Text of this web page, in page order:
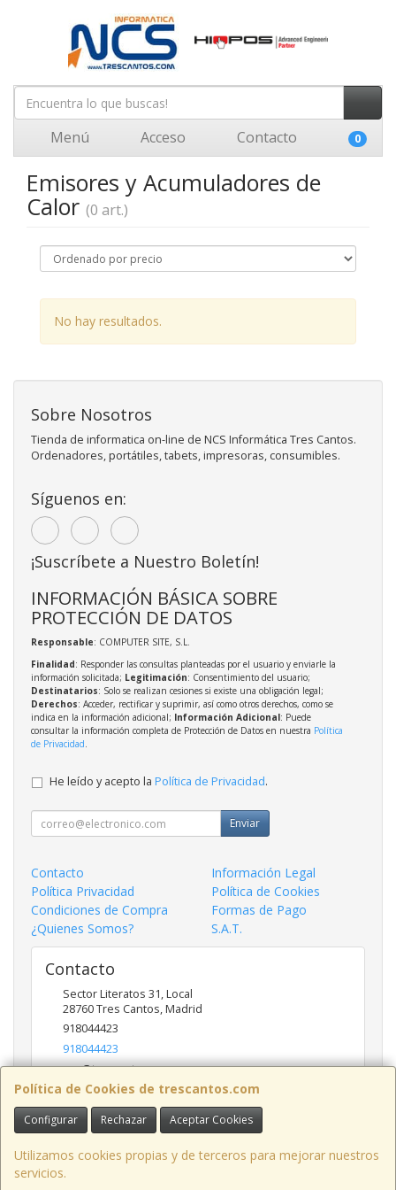
Menú Acceso Contacto 0
Emisores y Acumuladores de
Calor (0 art.)
No hay resultados.
Política de Cookies de trescantos.com
Configurar Rechazar Aceptar Cookies
Utilizamos cookies propias y de terceros para mejorar nuestros
servicios.
Sobre Nosotros
Tienda de informatica on-line de NCS Informática Tres Cantos.
Ordenadores, portátiles, tabets, impresoras, consumibles.
Síguenos en:
¡Suscríbete a Nuestro Boletín!
INFORMACIÓN BÁSICA SOBRE
PROTECCIÓN DE DATOS
Responsable: COMPUTER SITE, S.L.
Finalidad: Responder las consultas planteadas por el usuario y enviarle la
información solicitada; Legitimación: Consentimiento del usuario;
Destinatarios: Solo se realizan cesiones si existe una obligación legal;
Derechos: Acceder, rectificar y suprimir, así como otros derechos, como se
indica en la información adicional; Información Adicional: Puede
consultar la información completa de Protección de Datos en nuestra Política
de Privacidad.
He leído y acepto la Política de Privacidad.
Enviar
Contacto
Información Legal
Política Privacidad
Política de Cookies
Condiciones de Compra
Formas de Pago
¿Quienes Somos?
S.A.T.
Contacto
Sector Literatos 31, Local
28760Tres Cantos,Madrid
918044423
918044423
ncs@trescantos.com
Horario
Lunes a Viernes 9:30 a 14:00 - 15:30 a 19:00